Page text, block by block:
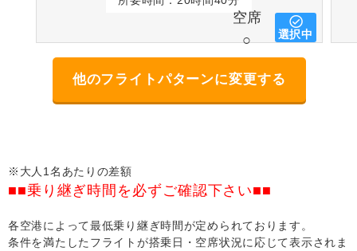
空席
○
選択中
他のフライトパターンに変更する
※大人1名あたりの差額
■■乗り継ぎ時間を必ずご確認下さい■■
各空港によって最低乗り継ぎ時間が定められております。
条件を満たしたフライトが搭乗日・空席状況に応じて表示されま